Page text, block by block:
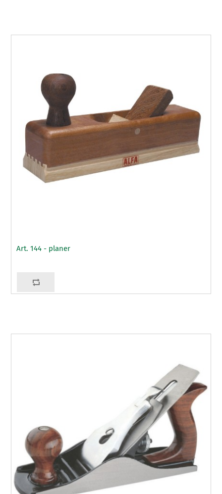
Art. 144 - planer